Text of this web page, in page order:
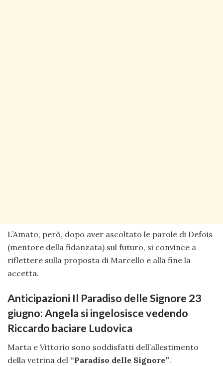
L’Amato, però, dopo aver ascoltato le parole di Defois
(mentore della fidanzata) sul futuro, si convince a
riflettere sulla proposta di Marcello e alla fine la
accetta.
Anticipazioni Il Paradiso delle Signore 23
giugno: Angela si ingelosisce vedendo
Riccardo baciare Ludovica
Marta e Vittorio sono soddisfatti dell’allestimento
della vetrina del “Paradiso delle Signore”.